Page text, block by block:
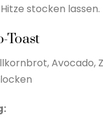
stocken lassen.
Toast
Avocado,